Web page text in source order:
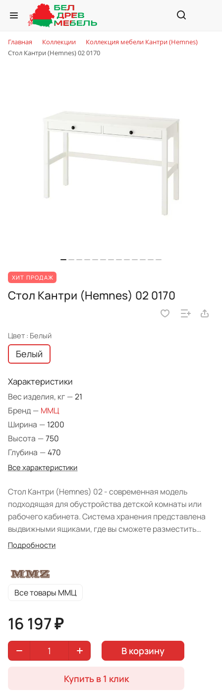
Главная Коллекции
Коллекция мебели Кантри (Hemnes)
Стол Кантри (Hemnes) 02 0170
ХИТ ПРОДАЖ
Стол Кантри (Hemnes) 02 0170
Цвет : Белый
Белый
Характеристики
Вес изделия, кг —21
Бренд — ММЦ
Ширина — 1200
Высота —750
Глубина —470
Все характеристики
Стол Кантри (Hemnes) 02 - современная модель
подходящая для обустройства детской комнаты или
рабочего кабинета. Система хранения представлена
выдвижными ящиками, где вы сможете разместить
документы и канцелярские принадлежности. Простое
достоинству любителями экологичности. Поверхность
мебели легка в уходе. Натуральный материал
(Беларусь). Варианты крашения: "Белый лак".
Благородный светлый оттенок письменного стола
наполнит помещение комнаты легкостью и светом, а
также привнесет практичность в ваши повседневные
Подробности
Все товары ММЦ
16 197 ₽
В корзину
Купить в 1 клик